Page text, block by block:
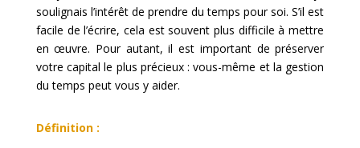
soulignais l’intérêt de prendre du temps pour soi. S’il est
facile de l’écrire, cela est souvent plus difficile à mettre
en œuvre. Pour autant, il est important de préserver
votre capital le plus précieux : vous-même et la gestion
du temps peut vous y aider.
Définition :